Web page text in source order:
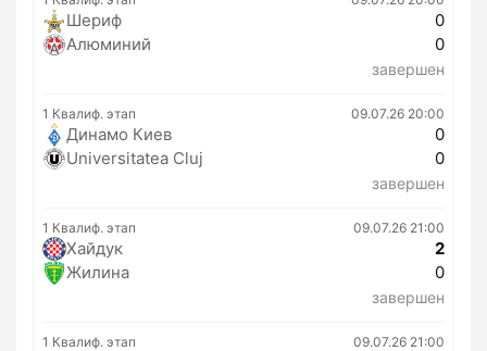
Шериф
0
Алюминий
0
завершен
1 Квалиф. этап 09.07.26 20:00
Динамо Киев
0
Universitatea Cluj
0
завершен
1 Квалиф. этап 09.07.26 21:00
Хайдук
2
Жилина
0
завершен
1 Квалиф. этап 09.07.26 21:00